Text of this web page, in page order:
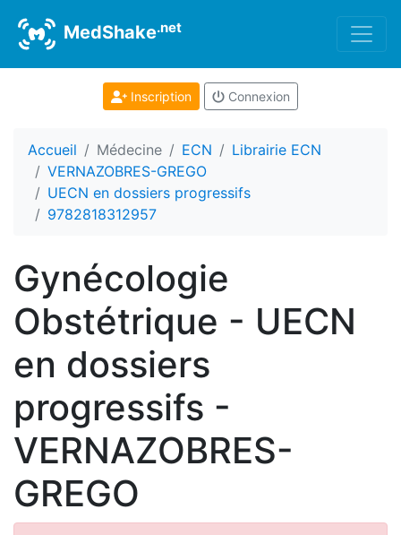
MedShake.net
Inscription Connexion
Accueil Médecine ECN
Librairie ECN
VERNAZOBRES-GREGO
UECN en dossiers progressifs
9782818312957
Gynécologie
Obstétrique - UECN
en dossiers
progressifs -
VERNAZOBRES-
GREGO